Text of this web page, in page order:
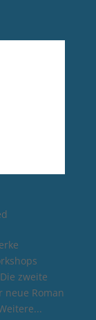
zweite
neue Roman